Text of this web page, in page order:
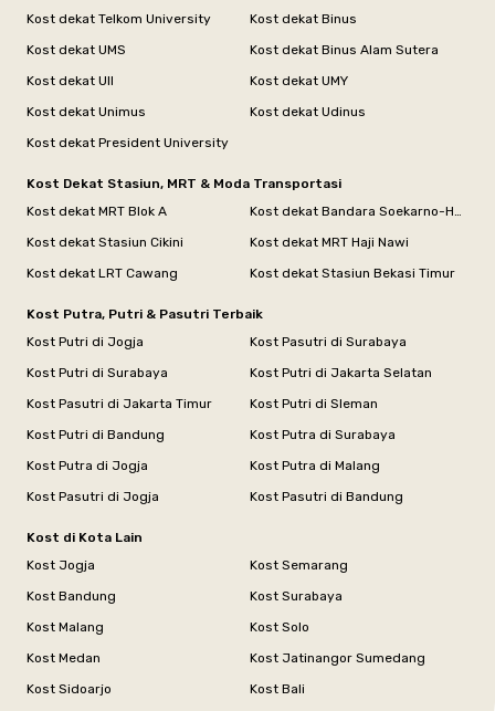
Kost dekat Telkom University
Kost dekat Binus
Kost dekat UMS
Kost dekat Binus Alam Sutera
Kost dekat UII
Kost dekat UMY
Kost dekat Unimus
Kost dekat Udinus
Kost dekat President University
Kost Dekat Stasiun, MRT & Moda Transportasi
Kost dekat MRT Blok A
Kost dekat Bandara Soekarno-Hatta
Kost dekat Stasiun Cikini
Kost dekat MRT Haji Nawi
Kost dekat LRT Cawang
Kost dekat Stasiun Bekasi Timur
Kost Putra, Putri & Pasutri Terbaik
Kost Putri di Jogja
Kost Pasutri di Surabaya
Kost Putri di Surabaya
Kost Putri di Jakarta Selatan
Kost Pasutri di Jakarta Timur
Kost Putri di Sleman
Kost Putri di Bandung
Kost Putra di Surabaya
Kost Putra di Jogja
Kost Putra di Malang
Kost Pasutri di Jogja
Kost Pasutri di Bandung
Kost di Kota Lain
Kost Jogja
Kost Semarang
Kost Bandung
Kost Surabaya
Kost Malang
Kost Solo
Kost Medan
Kost Jatinangor Sumedang
Kost Sidoarjo
Kost Bali